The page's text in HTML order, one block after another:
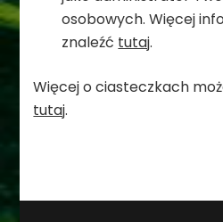
osobowych. Więcej
znaleźć tutaj.
Wię­cej o cia­stecz­kach
tutaj.